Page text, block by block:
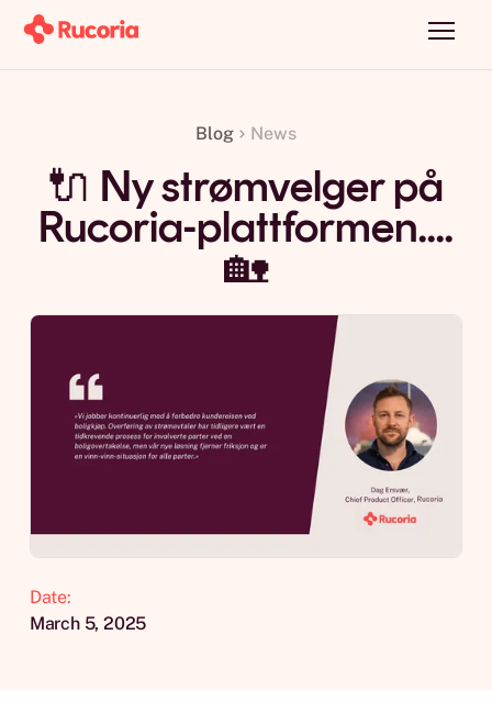
Blog News
🔌 Ny strømvelger på
Rucoria-plattformen....
🏡
Date:
March 5, 2025